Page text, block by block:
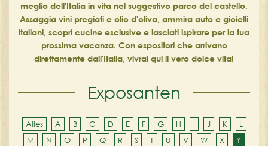
meglio dell'Italia in vita nel suggestivo parco del castello.
Assaggia vini pregiati e olio d'oliva, ammira auto e gioielli
italiani, scopri cucine esclusive e lasciati ispirare per la tua
prossima vacanza. Con espositori che arrivano
direttamente dall'Italia, vivrai qui il vero dolce vita!
Exposanten
Alles A B C D E F G H I J K
L
M
N O P Q R S T U V W X
Y